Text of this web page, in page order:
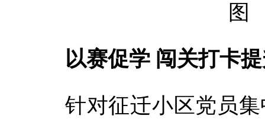
图
以赛促学 闯关打卡
针对征迁小区党员